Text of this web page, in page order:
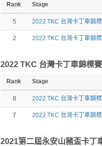
Rank Stage
5 2022 TKC 台灣卡丁車錦
2 2022 TKC 台灣卡丁車錦
2022 TKC 台灣卡丁車錦標
Rank Stage
8 2022 TKC 台灣卡丁車錦
7 2022 TKC 台灣卡丁車錦
2021第二屆永安山豬盃卡丁